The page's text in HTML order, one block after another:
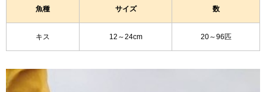
魚種 サイズ 数
キス 12～24cm 20～96匹